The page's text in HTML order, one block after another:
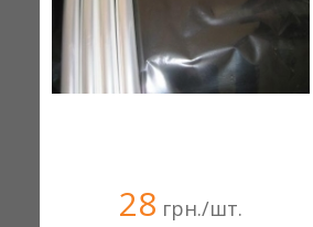
28 грн./шт.